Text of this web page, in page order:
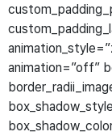
animation=”off”